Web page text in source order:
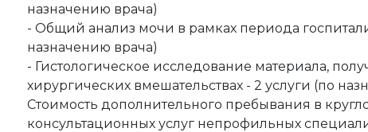
назначению врача)
- Общий анализ мочи в рамках периода
назначению врача)
- Гистологическое исследование материала,
хирургических вмешательствах - 2 услуги (по
Стоимость дополнительного пребывания в
консультационных услуг непрофильных